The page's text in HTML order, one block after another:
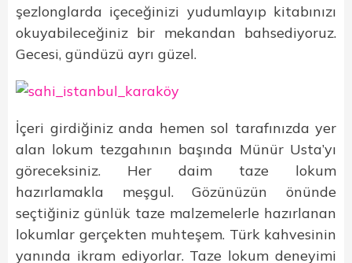
şezlonglarda içeceğinizi yudumlayıp kitabınızı
okuyabileceğiniz bir mekandan bahsediyoruz.
Gecesi, gündüzü ayrı güzel.
İçeri girdiğiniz anda hemen sol tarafınızda yer
alan lokum tezgahının başında Münür Usta’yı
göreceksiniz. Her daim taze lokum
hazırlamakla meşgul. Gözünüzün önünde
seçtiğiniz günlük taze malzemelerle hazırlanan
lokumlar gerçekten muhteşem. Türk kahvesinin
yanında ikram ediyorlar. Taze lokum deneyimi